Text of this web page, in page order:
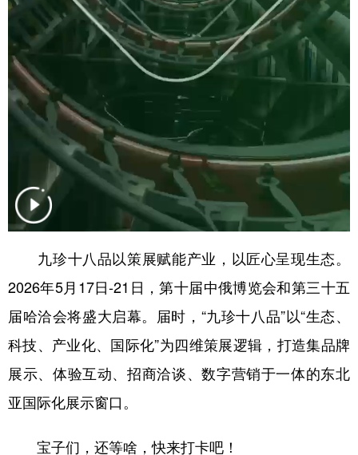
山东 河南 湖北 湖南
广西 海南 重庆
四川 贵州 云南
陕西 甘肃 宁夏
新疆 内蒙古 黑龙江
多语种频道
English Español Français عربى
Русский язык 日本語 한국어
九珍十八品以策展赋能产业，以匠心呈现生态。
2026年5月17日-21日，第十届中俄博览会和第三十五
届哈洽会将盛大启幕。届时，“九珍十八品”以“生态、
科技、产业化、国际化”为四维策展逻辑，打造集品牌
展示、体验互动、招商洽谈、数字营销于一体的东北
亚国际化展示窗口。
宝子们，还等啥，快来打卡吧！